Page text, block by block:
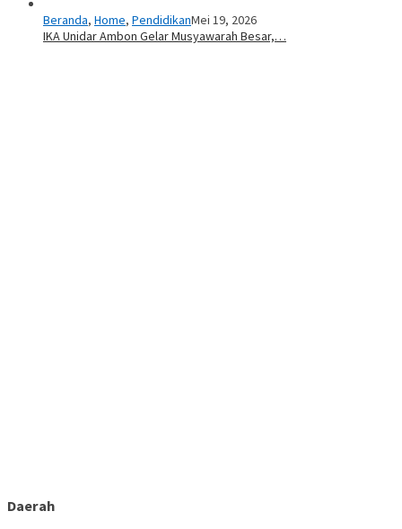
Beranda, Home, PendidikanMei 19, 2026
IKA Unidar Ambon Gelar Musyawarah Besar,…
Daerah